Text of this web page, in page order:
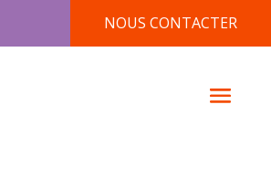
NOUS CONTACTER